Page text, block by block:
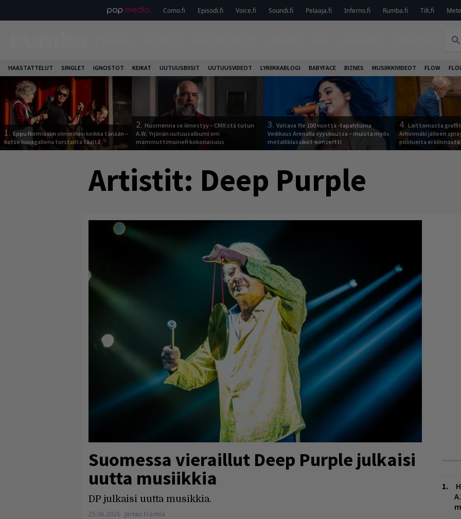
Como.fi Episodi.fi Voice.fi Soundi.fi Pelaaja.fi Inferno.fi Rumba.fi Tilt.fi
HAASTATTELUT SINGLET IGNOSTOT KEIKAT UUTUUSBIISIT UUTUUSVIDEOT LYRIIKKABLOGI BABYFACE BIZNES MUSIIKKIVIDEOT FLOW
1. Eppu Normaalin viimeinen keikka tänään –
katso kuvagalleria torstailta täältä
2. Huomenna se ilmestyy – CMX:stä tutun
A.W. Yrjänän uutuusalbumi om
mammuttimainen kokonaisuus
3. Valtava Yle 100 vuotta -tapahtuma
Veikkaus Arenalla syyskuussa – muista myös
metalliklassikot-konsertti
4. Laittomasta
Arhinmäki jälleen
puolueita ei kiinnosta
Artistit: Deep Purple
Suomessa vieraillut Deep Purple julkaisi
uutta musiikkia
DP julkaisi uutta musikkia.
25.06.2026 Jarkko Fräntilä